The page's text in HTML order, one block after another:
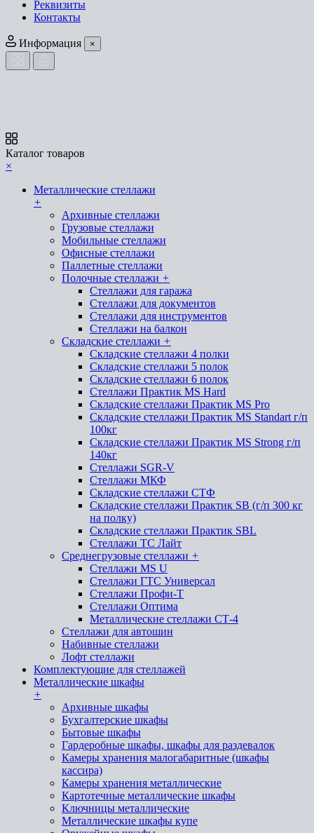
Реквизиты
Контакты
Информация ×
Каталог товаров
×
Металлические стеллажи
+
Архивные стеллажи
Грузовые стеллажи
Мобильные стеллажи
Офисные стеллажи
Паллетные стеллажи
Полочные стеллажи +
Стеллажи для гаража
Стеллажи для документов
Стеллажи для инструментов
Стеллажи на балкон
Складские стеллажи +
Складские стеллажи 4 полки
Складские стеллажи 5 полок
Складские стеллажи 6 полок
Стеллажи Практик MS Hard
Складские стеллажи Практик MS Pro
Складские стеллажи Практик MS Standart г/п
100кг
Складские стеллажи Практик MS Strong г/п
140кг
Стеллажи SGR-V
Стеллажи МКФ
Складские стеллажи СТФ
Складские стеллажи Практик SB (г/п 300 кг
на полку)
Складские стеллажи Практик SBL
Стеллажи ТС Лайт
Среднегрузовые стеллажи +
Стеллажи MS U
Стеллажи ГТС Универсал
Стеллажи Профи-Т
Стеллажи Оптима
Металлические стеллажи СТ-4
Стеллажи для автошин
Набивные стеллажи
Лофт стеллажи
Комплектующие для стеллажей
Металлические шкафы
+
Архивные шкафы
Бухгалтерские шкафы
Бытовые шкафы
Гардеробные шкафы, шкафы для раздевалок
Камеры хранения малогабаритные (шкафы
кассира)
Камеры хранения металлические
Картотечные металлические шкафы
Ключницы металлические
Металлические шкафы купе